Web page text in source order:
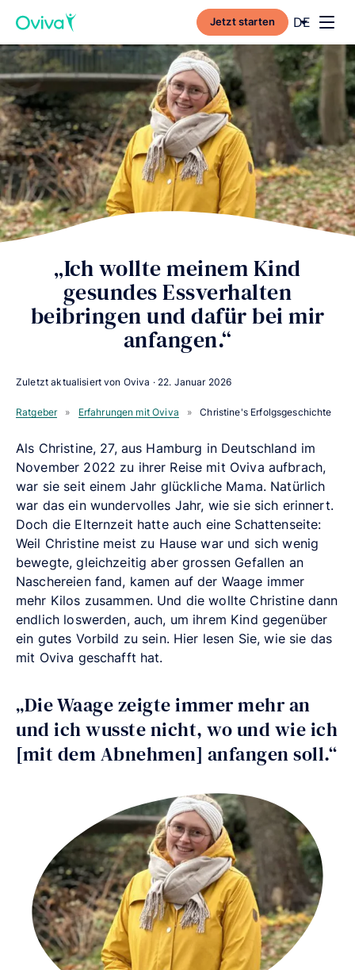
Jetzt starten Current
DE
„Ich wollte meinem Kind
gesundes Essverhalten
beibringen und dafür bei mir
anfangen.“
Zuletzt aktualisiert von Oviva · 22. Januar 2026
Ratgeber » Erfahrungen mit Oviva » Christine's Erfolgsgeschichte
Als Christine, 27, aus Hamburg in Deutschland im
November 2022 zu ihrer Reise mit Oviva aufbrach,
war sie seit einem Jahr glückliche Mama. Natürlich
war das ein wundervolles Jahr, wie sie sich erinnert.
Doch die Elternzeit hatte auch eine Schattenseite:
Weil Christine meist zu Hause war und sich wenig
bewegte, gleichzeitig aber grossen Gefallen an
Naschereien fand, kamen auf der Waage immer
mehr Kilos zusammen. Und die wollte Christine dann
endlich loswerden, auch, um ihrem Kind gegenüber
ein gutes Vorbild zu sein. Hier lesen Sie, wie sie das
mit Oviva geschafft hat.
„Die Waage zeigte immer mehr an
und ich wusste nicht, wo und wie ich
[mit dem Abnehmen] anfangen soll.“